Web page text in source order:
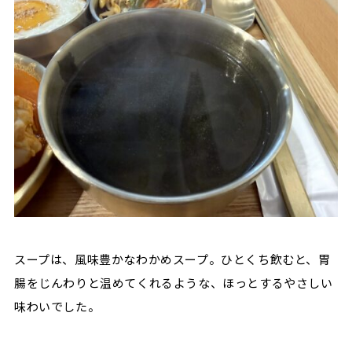
スープは、風味豊かなわかめスープ。ひとくち飲むと、胃
腸をじんわりと温めてくれるような、ほっとするやさしい
味わいでした。